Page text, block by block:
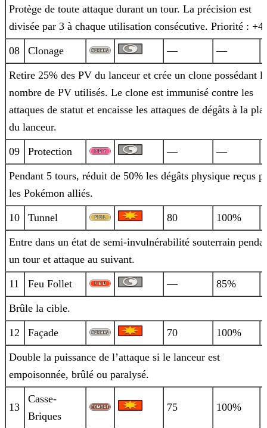
Protège de toute attaque durant un tour. La précision est
divisée par 3 à chaque utilisation consécutive. Priorité : +4.
08 Clonage — —
Retire 25% des PV du lanceur et crée un clone possédant le
nombre de PV utilisés. Le clone est immunisé contre les
attaques de statut et encaisse les attaques de dégâts à la
du lanceur.
09 Protection — —
Pendant 5 tours, réduit de 50% les dégâts physique reçus
les Pokémon alliés.
10 Tunnel 80 100%
Entre dans un état de semi-invulnérabilité souterrain
un tour et attaque au suivant.
11 Feu Follet — 85%
Brûle la cible.
12 Façade 70 100%
Double la puissance de l’attaque si le lanceur est
empoisonnée, brûlé ou paralysé.
13
Casse-
Briques
75 100%